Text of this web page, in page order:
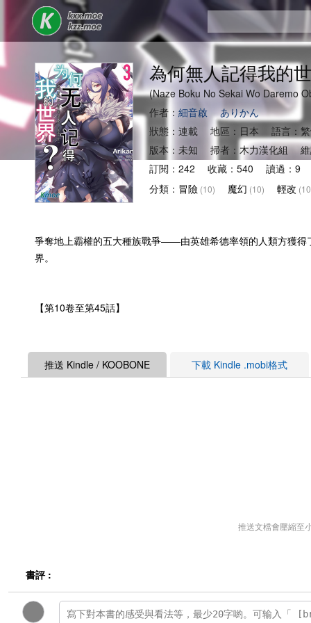
為何無人記得我的
(Naze Boku No Sekai Wo Daremo
作者： 細音啟
ありかん
狀態：連載 地區：日本 語言：
版本：未知 掃者：木力漢化組 維
訂閱：242 收藏：540 讀過：9
分類： 冒險 (10) 魔幻 (10) 輕改
爭奪地上霸權的五大種族戰爭——由英雄希德率領的人類方獲得
界。
【第10卷至第45話】
推送 Kindle / KOOBONE 下載 Kindle .mobi格式
推送文檔會壓縮至
書評 :